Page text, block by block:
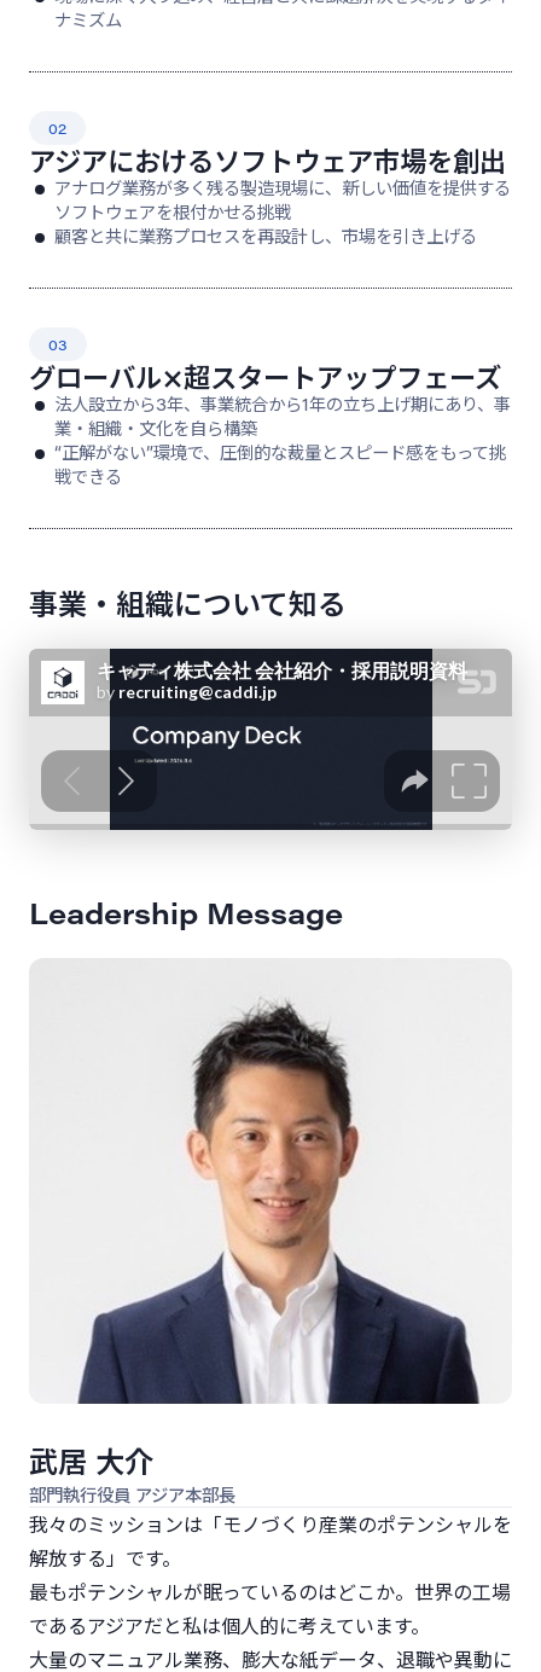
ナミズム
02
アジアにおけるソフトウェア市場を創出
アナログ業務が多く残る製造現場に、新しい価値を提供する
ソフトウェアを根付かせる挑戦
顧客と共に業務プロセスを再設計し、市場を引き上げる
03
グローバル×超スタートアップフェーズ
法人設立から3年、事業統合から1年の立ち上げ期にあり、事
業・組織・文化を自ら構築
“正解がない”環境で、圧倒的な裁量とスピード感をもって挑
戦できる
事業・組織について知る
Leadership Message
武居 大介
部門執行役員 アジア本部長
我々のミッションは「モノづくり産業のポテンシャルを
解放する」です。
最もポテンシャルが眠っているのはどこか。世界の工場
であるアジアだと私は個人的に考えています。
大量のマニュアル業務、膨大な紙データ、退職や異動に